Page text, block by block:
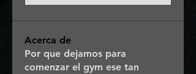
Acerca de
Por que dejamos para
comenzar el gym ese tan